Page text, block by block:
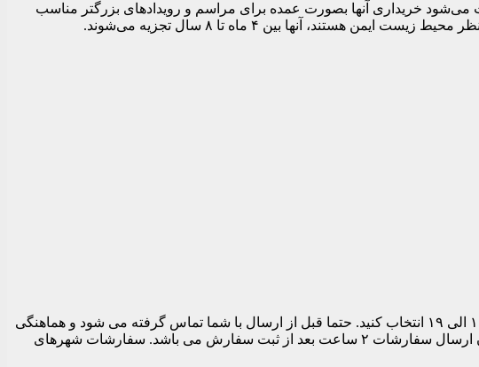
خریداری آنها بصورت عمده برای مراسم و رویدادهای بزرگتر مناسب
آنها بین ۴ ماه تا ۸ سال تجزیه می‌شوند.
مشتری های ساکن تهران می توانید در قسمت نهایی سفارش قبل از تسویه حساب تاریخ و بازه زمانی ارسال را بین ساعات ۱۱ الی ۱۹ انتخاب کنید. حتما قبل از ارسال با شما تماس گرفته می شود و هماهنگی
های لازم برای ارسال مرسوله انجام می شود. بدیهی است تا زمان پاسخگویی شما سفارشات ارسال نمی شود. زودترین زمان ارسال سفارشات ۲ ساعت بعد از ثبت سفارش می باشد. سفارشات شهرهای